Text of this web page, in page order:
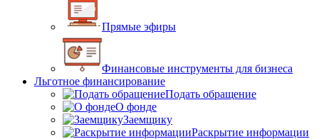
Прямые эфиры
Финансовые инструменты для бизнеса
Льготное финансирование
Подать обращение
О фонде
Заемщику
Раскрытие информации